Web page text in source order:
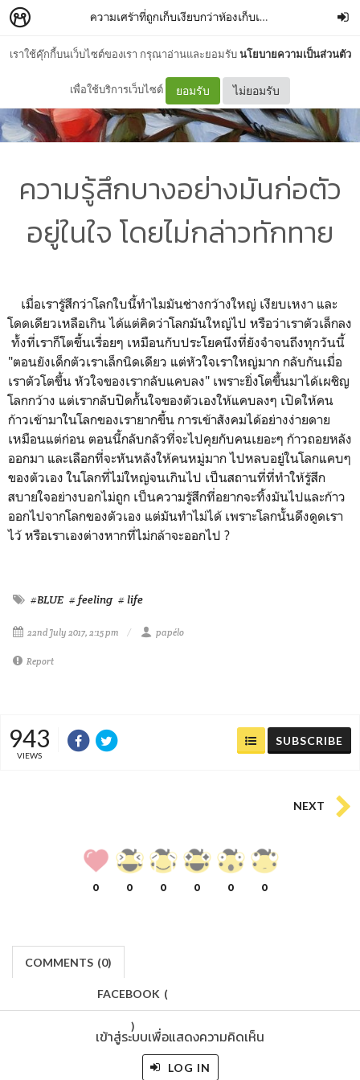
เราใช้คุ๊กกี้บนเว็บไซต์ของเรา กรุณาอ่านและยอมรับนโยบายความเป็นส่วนตัว
เพื่อใช้บริการเว็บไซต์ ยอมรับ ไม่ยอมรับ
ความเศร้าที่ถูกเก็บเงียบกว่าห้องเก็บเสียง
ความรู้สึกบางอย่างมันก่อตัว
อยู่ในใจ โดยไม่กล่าวทักทาย
เมื่อเรารู้สึกว่าโลกใบนี้ทำไมมันช่างกว้างใหญ่ เงียบเหงา และ
โดดเดียวเหลือเกิน ได้แต่คิดว่าโลกมันใหญ่ไป หรือว่าเราตัวเล็กลง
ทั้งที่เราก็โตขึ้นเรื่อยๆ เหมือนกับประโยคนึงที่ยังจำจนถึงทุกวันนี้
"ตอนยังเด็กตัวเราเล็กนิดเดียว แต่หัวใจเราใหญ่มาก กลับกันเมื่อ
เราตัวโตขึ้น หัวใจของเรากลับแคบลง" เพราะยิ่งโตขึ้นมาได้เผชิญ
โลกกว้าง แต่เรากลับปิดกั้นใจของตัวเองให้แคบลงๆ เปิดให้คน
ก้าวเข้ามาในโลกของเรายากขึ้น การเข้าสังคมได้อย่างง่ายดาย
เหมือนแต่ก่อน ตอนนี้กลับกลัวที่จะไปคุยกับคนเยอะๆ ก้าวถอยหลัง
ออกมา และเลือกที่จะหันหลังให้คนหมู่มาก ไปหลบอยู่ในโลกแคบๆ
ของตัวเอง ในโลกที่ไม่ใหญ่จนเกินไป เป็นสถานที่ที่ทำให้รู้สึก
สบายใจอย่างบอกไม่ถูก เป็นความรู้สึกที่อยากจะทิ้งมันไปและก้าว
ออกไปจากโลกของตัวเอง แต่มันทำไม่ได้ เพราะโลกนั้นดึงดูดเรา
ไว้ หรือเราเองต่างหากที่ไม่กล้าจะออกไป ?
#BLUE # feeling # life
22nd July 2017, 2:15 pm papélo
Report
943
VIEWS
SUBSCRIBE
NEXT
0 0 0 0 0 0
COMMENTS (0)
FACEBOOK (
)
เข้าสู่ระบบเพื่อแสดงความคิดเห็น
LOG IN